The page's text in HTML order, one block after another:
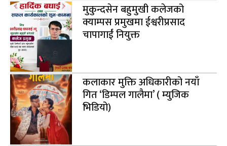
मुकुन्दसेन बहुमुखी कलेजको
क्याम्पस प्रमुखमा ईश्वरीप्रसाद
चापागाईं नियुक्त
कलाकार मुक्ति अधिकारीको नयाँ
गित ‘डिम्पल गालैमा’ ( म्युजिक
भिडियो)